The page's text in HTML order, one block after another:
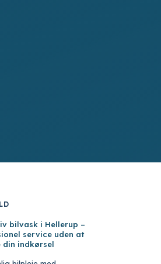
bilvask i Hellerup –
service uden at
din indkørsel